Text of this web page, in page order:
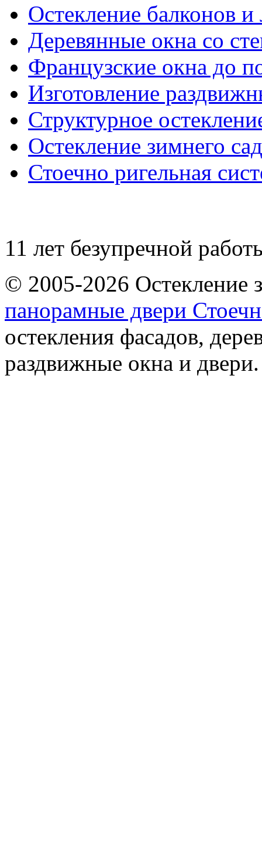
Остекление балконов
Деревянные окна со
Французские окна до
Изготовление
Структурное
Остекление зимнего
Стоечно ригельная
11 лет безупречной
© 2005-2026 Остекление
панорамные двери
остекления фасадов,
раздвижные окна и двери.